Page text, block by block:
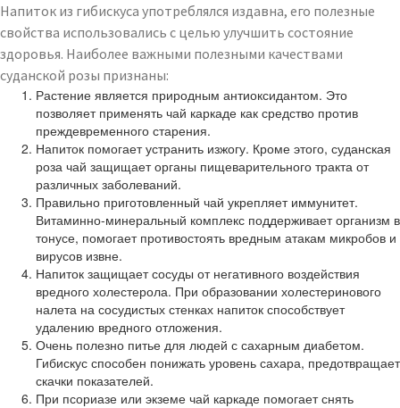
Напиток из гибискуса употреблялся издавна, его полезные
свойства использовались с целью улучшить состояние
здоровья. Наиболее важными полезными качествами
суданской розы признаны:
Растение является природным антиоксидантом. Это
позволяет применять чай каркаде как средство против
преждевременного старения.
Напиток помогает устранить изжогу. Кроме этого, суданская
роза чай защищает органы пищеварительного тракта от
различных заболеваний.
Правильно приготовленный чай укрепляет иммунитет.
Витаминно-минеральный комплекс поддерживает организм в
тонусе, помогает противостоять вредным атакам микробов и
вирусов извне.
Напиток защищает сосуды от негативного воздействия
вредного холестерола. При образовании холестеринового
налета на сосудистых стенках напиток способствует
удалению вредного отложения.
Очень полезно питье для людей с сахарным диабетом.
Гибискус способен понижать уровень сахара, предотвращает
скачки показателей.
При псориазе или экземе чай каркаде помогает снять